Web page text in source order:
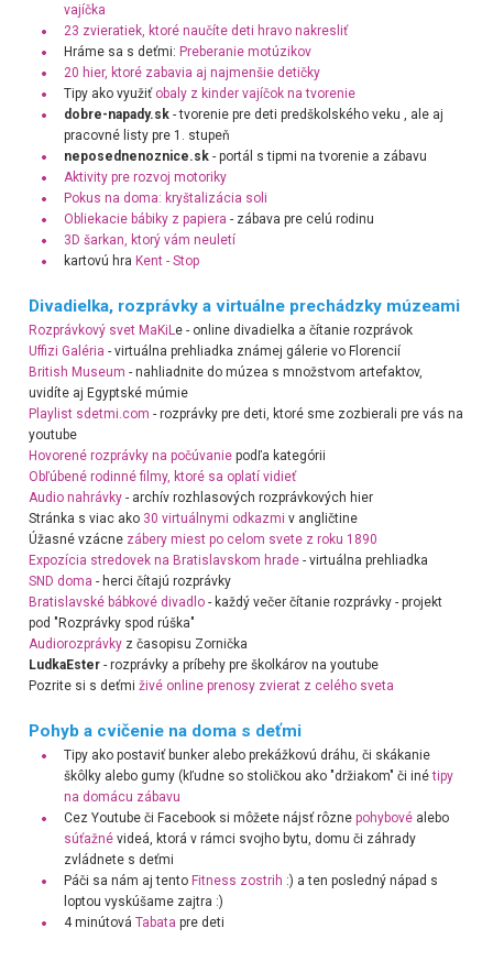
vajíčka
23 zvieratiek, ktoré naučíte deti hravo nakresliť
Hráme sa s deťmi: Preberanie motúzikov
20 hier, ktoré zabavia aj najmenšie detičky
Tipy ako využiť obaly z kinder vajíčok na tvorenie
dobre-napady.sk- tvorenie pre deti predškolského veku , ale aj
pracovné listy pre 1. stupeň
neposednenoznice.sk- portál s tipmi na tvorenie a zábavu
Aktivity pre rozvoj motoriky
Pokus na doma: kryštalizácia soli
Obliekacie bábiky z papiera - zábava pre celú rodinu
3D šarkan, ktorý vám neuletí
kartovú hra Kent - Stop
Divadielka, rozprávky a virtuálne prechádzky múzeami
Rozprávkový svet MaKiL e - online divadielka a čítanie rozprávok
Uffizi Galéria - virtuálna prehliadka známej gálerie vo Florencií
British Museum - nahliadnite do múzea s množstvom artefaktov,
uvidíte aj Egyptské múmie
Playlist sdetmi.com - rozprávky pre deti, ktoré sme zozbierali pre vás na
youtube
Hovorené rozprávky na počúvaniepodľa kategórii
Obľúbené rodinné filmy, ktoré sa oplatí vidieť
Audio nahrávky- archív rozhlasových rozprávkových hier
Stránka s viac ako 30 virtuálnymi odkazmi v angličtine
Úžasné vzácnezábery miest po celom svete z roku 1890
Expozícia stredovek na Bratislavskom hrade- virtuálna prehliadka
SND doma - herci čítajú rozprávky
Bratislavské bábkové divadlo- každý večer čítanie rozprávky - projekt
pod "Rozprávky spod rúška"
Audiorozprávkyz časopisu Zornička
LudkaEster - rozprávky a príbehy pre školkárov na youtube
Pozrite si s deťmi živé online prenosy zvierat z celého sveta
Pohyb a cvičenie na doma s deťmi
Tipy ako postaviť bunker alebo prekážkovú dráhu, či skákanie
škôlky alebo gumy (kľudne so stoličkou ako "držiakom" či inétipy
na domácu zábavu
Cez Youtube či Facebook si môžete nájsť rôzne pohybovéalebo
súťažnévideá, ktorá v rámci svojho bytu, domu či záhrady
zvládnete s deťmi
Páči sa nám aj tento Fitness zostrih :) a ten posledný nápad s
loptou vyskúšame zajtra :)
4 minútová Tabata pre deti